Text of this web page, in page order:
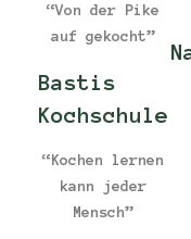
“Von der Pike
auf gekocht”
Bastis
Kochschule
“Kochen lernen
kann jeder
Mensch”